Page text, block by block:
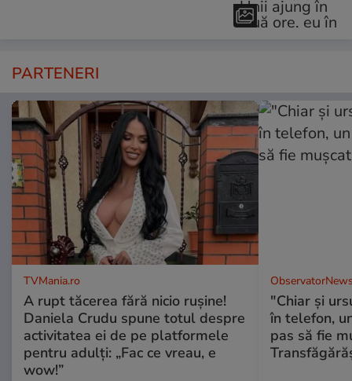
PARTENERI
TVMania.ro
A rupt tăcerea fără nicio rușine!
Daniela Crudu spune totul despre
activitatea ei de pe platformele
pentru adulți: „Fac ce vreau, e
wow!”
"Chiar și
în telefon,
pas să fie